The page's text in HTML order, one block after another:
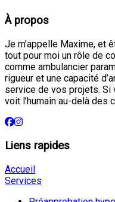
À propos
Je m’appelle Maxime, et
tout pour moi un rôle de
comme ambulancier
rigueur et une capacité
service de vos projets. Si
voit l’humain au-delà des
Liens rapides
Accueil
Services